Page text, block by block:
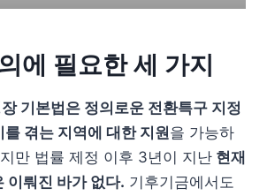
에 필요한 세 가지
기본법은 정의로운 전환특구 지정
를 겪는 지역에 대한 지원을 가능하
만 법률 제정 이후 3년이 지난 현재
이뤄진 바가 없다. 기후기금에서도